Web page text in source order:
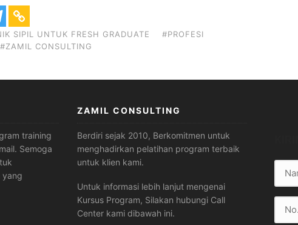
SIPIL UNTUK FRESH GRADUATE
#PROFESI
#ZAMIL CONSULTING
training
Semoga
yang
ZAMIL CONSULTING
Berdiri sejak 2010, Berkomitmen untuk
menghadirkan pelatihan program terbaik
untuk klien kami.
Untuk informasi lebih lanjut mengenai
Kursus Program, Silakan hubungi Call
Center kami dibawah ini.